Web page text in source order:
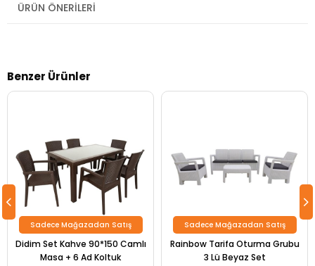
ÜRÜN ÖNERILERI
Benzer Ürünler
Didim Set Kahve 90*150 Camlı
Masa + 6 Ad Koltuk
Sadece Mağazadan Satış
Rainbow Tarifa Oturma Grubu
3 Lü Beyaz Set
Sadece Mağazadan Satış